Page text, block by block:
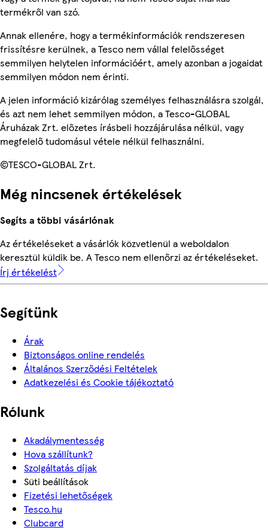
termékről van szó.
Annak ellenére, hogy a termékinformációk rendszeresen
frissítésre kerülnek, a Tesco nem vállal felelősséget
semmilyen helytelen információért, amely azonban a jogaidat
semmilyen módon nem érinti.
A jelen információ kizárólag személyes felhasználásra szolgál,
és azt nem lehet semmilyen módon, a Tesco-GLOBAL
Áruházak Zrt. előzetes írásbeli hozzájárulása nélkül, vagy
megfelelő tudomásul vétele nélkül felhasználni.
©TESCO-GLOBAL Zrt.
Még nincsenek értékelések
Segíts a többi vásárlónak
Az értékeléseket a vásárlók közvetlenül a weboldalon
keresztül küldik be. A Tesco nem ellenőrzi az értékeléseket.
Írj értékelést
Segítünk
Árak
Biztonságos online rendelés
Általános Szerződési Feltételek
Adatkezelési és Cookie tájékoztató
Rólunk
Akadálymentesség
Hova szállítunk?
Szolgáltatás díjak
Süti beállítások
Fizetési lehetőségek
Tesco.hu
Clubcard